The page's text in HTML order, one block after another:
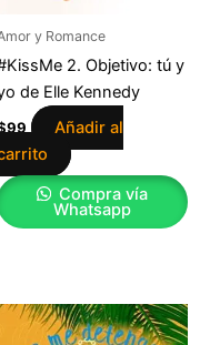
y Romance
2. Objetivo: tú y
de Elle Kennedy
99
Añadir al
Compra vía
Whatsapp